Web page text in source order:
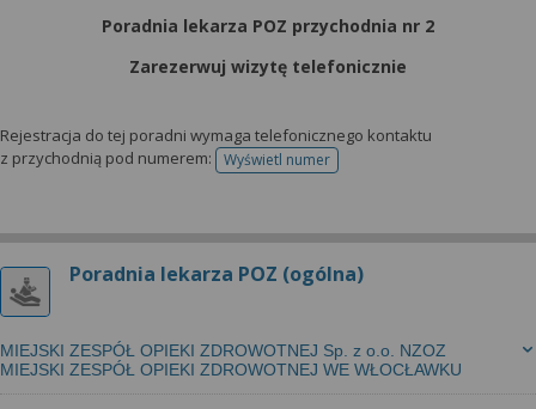
Poradnia lekarza POZ przychodnia nr 2
Zarezerwuj wizytę telefonicznie
Rejestracja do tej poradni wymaga telefonicznego kontaktu
z przychodnią pod numerem:
Wyświetl numertelefonu do rejestracji
Poradnia lekarza POZ (ogólna)
MIEJSKI ZESPÓŁ OPIEKI ZDROWOTNEJ Sp. z o.o. NZOZ
MIEJSKI ZESPÓŁ OPIEKI ZDROWOTNEJ WE WŁOCŁAWKU